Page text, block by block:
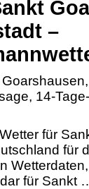
–
14-
für
für
für Sankt